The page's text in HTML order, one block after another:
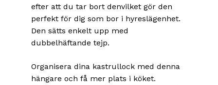
efter att du tar bort denvilket gör den
perfekt för dig som bor i hyreslägenhet.
Den sätts enkelt upp med
dubbelhäftande tejp.
Organisera dina kastrullock med denna
hängare och få mer plats i köket.